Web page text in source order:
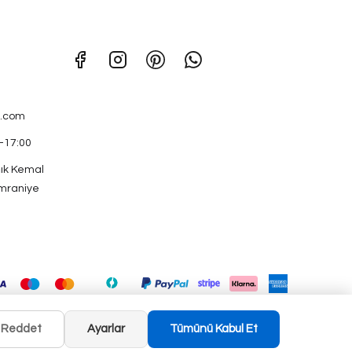
Reddet Ayarlar Tümünü Kabul Et
17:00
Kemal